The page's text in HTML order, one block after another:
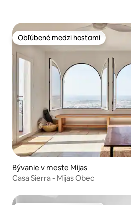
Obľúbené medzi hosťami
Obľúbené medzi hosťami
Bývanie v meste Mijas
Casa Sierra - Mijas Obec